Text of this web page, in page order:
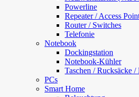
Powerline
Repeater / Access
Router / Switches
Telefonie
Notebook
Dockingstation
Notebook-Kühler
Taschen / Rucksäcke
PCs
Smart Home